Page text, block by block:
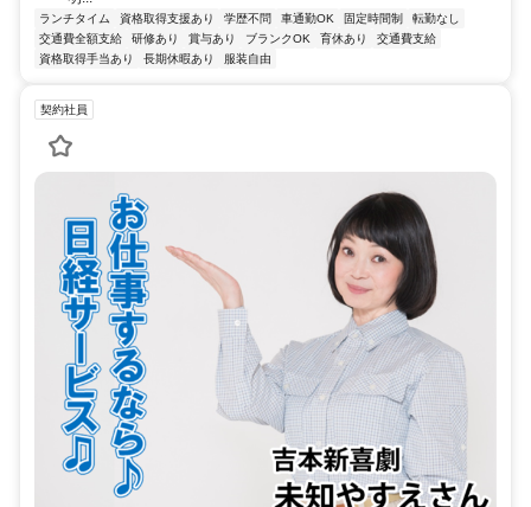
ランチタイム 資格取得支援あり 学歴不問 車通勤OK 固定時間制
転勤なし
交通費全額支給
研修あり 賞与あり ブランクOK 育休あり
交通費支給
資格取得手当あり
長期休暇あり 服装自由
契約社員